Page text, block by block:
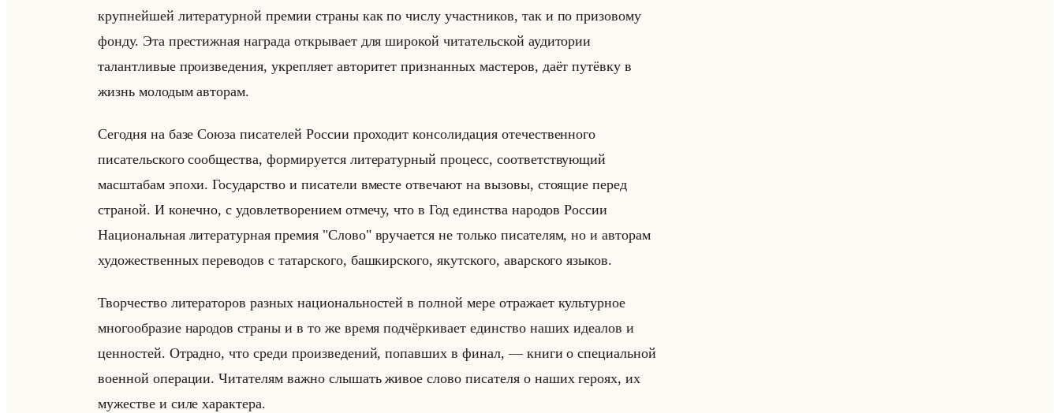
крупнейшей литературной премии страны как по числу участников, так и по призовому
фонду. Эта престижная награда открывает для широкой читательской аудитории
талантливые произведения, укрепляет авторитет признанных мастеров, даёт путёвку в
жизнь молодым авторам.
Сегодня на базе Союза писателей России проходит консолидация отечественного
писательского сообщества, формируется литературный процесс, соответствующий
масштабам эпохи. Государство и писатели вместе отвечают на вызовы, стоящие перед
страной. И конечно, с удовлетворением отмечу, что в Год единства народов России
Национальная литературная премия "Слово" вручается не только писателям, но и авторам
художественных переводов с татарского, башкирского, якутского, аварского языков.
Творчество литераторов разных национальностей в полной мере отражает культурное
многообразие народов страны и в то же время подчёркивает единство наших идеалов и
ценностей. Отрадно, что среди произведений, попавших в финал, — книги о специальной
военной операции. Читателям важно слышать живое слово писателя о наших героях, их
мужестве и силе характера.